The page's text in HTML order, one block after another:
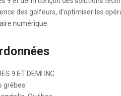
des golfeurs, d’optimiser les
numérique.
9 ET DEMI INC
grèbes